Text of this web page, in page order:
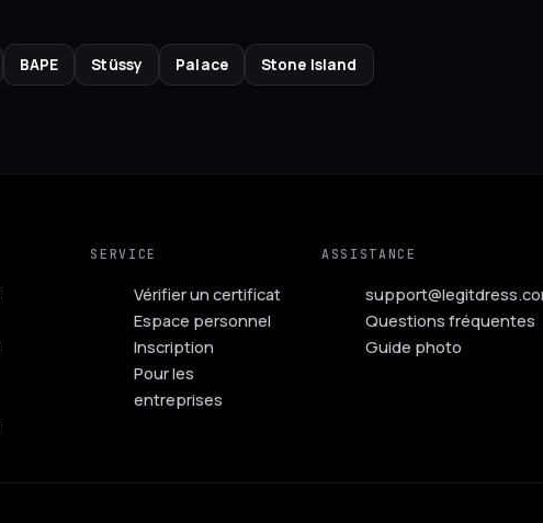
BAPE Stüssy Palace Stone Island
SERVICE
Vérifier un certificat
Espace personnel
Inscription
Pour les
entreprises
ASSISTANCE
Questions fréquentes
Guide photo